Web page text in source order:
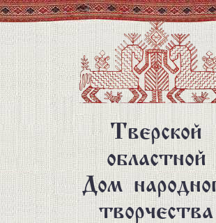
Перейти
к
основному
содержанию
Тверской
областной
Дом
творчества